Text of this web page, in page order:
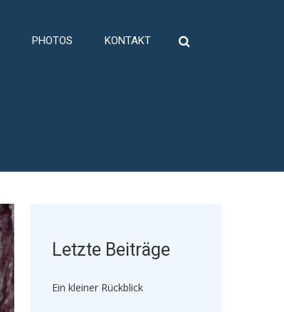
PHOTOS KONTAKT
Suche
Letzte Beiträge
Ein kleiner Rückblick